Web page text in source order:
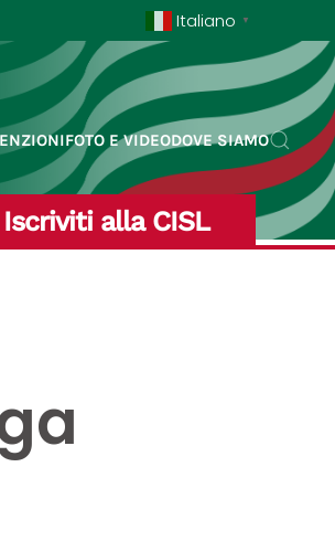
Italiano ▼
FOTO E VIDEODOVE SIAMO
Iscriviti alla CISL